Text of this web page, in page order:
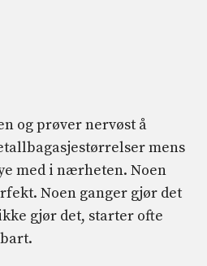
og prøver nervøst å
mens
med i nærheten. Noen
Noen ganger gjør det
gjør det, starter ofte